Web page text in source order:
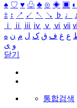
♠ ♡ ♥ ♧ ♣ ⊙ ◈ ▣ ◐
‡ ↕ ↗ ↙ ↖ ↘ ♭ ♩
ⅰ
ⅱ ⅲ ⅳ ⅴ ⅵ ⅶ
ع غ ف ق ک ل م ن ه
و ی
닫기
통합검색